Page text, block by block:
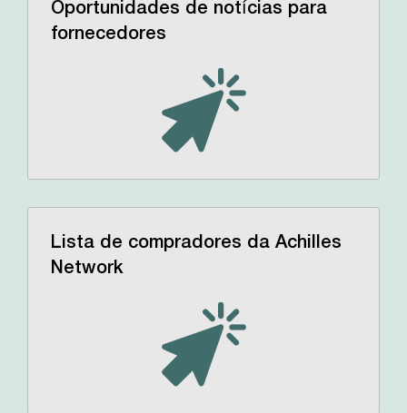
Oportunidades de notícias para
fornecedores
Lista de compradores da Achilles
Network